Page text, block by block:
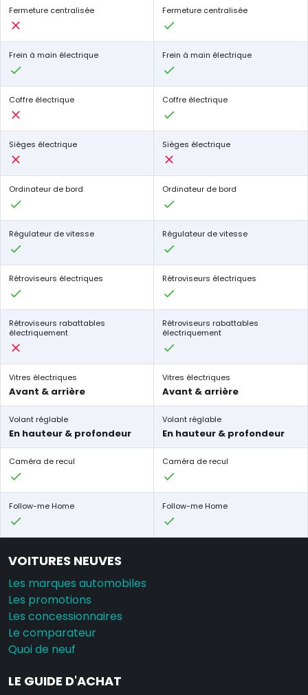
Fermeture centralisée Fermeture centralisée
Frein à main électrique Frein à main électrique
Coffre électrique Coffre électrique
Sièges électrique Sièges électrique
Ordinateur de bord Ordinateur de bord
Régulateur de vitesse Régulateur de vitesse
Rétroviseurs électriques Rétroviseurs électriques
Rétroviseurs rabattables
électriquement
Rétroviseurs rabattables
électriquement
Vitres électriques
Avant & arrière
Vitres électriques
Avant & arrière
Volant réglable
En hauteur & profondeur
Volant réglable
En hauteur & profondeur
Caméra de recul Caméra de recul
Follow-me Home Follow-me Home
VOITURES NEUVES
Les marques automobiles
Les promotions
Les concessionnaires
Le comparateur
Quoi de neuf
LE GUIDE D'ACHAT